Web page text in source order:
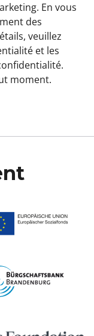
En vous
des
veuillez
et les
.
moment.